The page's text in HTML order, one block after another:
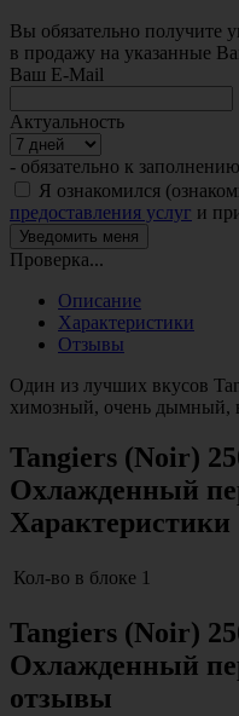
Вы обязательно получите
в продажу на указанные
Ваш E-Mail
Актуальность
- обязательно к заполнению
Я ознакомился
предоставления услуг и
Проверка...
Описание
Характеристики
Отзывы
Один из лучших вкусов
химозный, очень дымный,
Tangiers (Noir)
Охлажденный
Характеристики
Кол-во в блоке 1
Tangiers (Noir)
Охлажденный
отзывы